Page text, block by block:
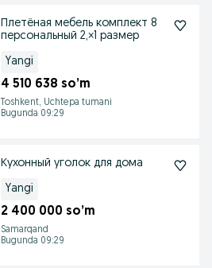
Плетёная мебель комплект 8
персональный 2,×1 размер
Yangi
4 510 638 so’m
Toshkent, Uchtepa tumani
Bugunda 09:29
Кухонный уголок для дома
Yangi
2 400 000 so’m
Samarqand
Bugunda 09:29